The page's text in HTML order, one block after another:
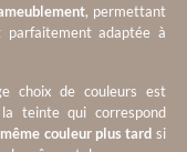
, permettant
parfaitement adaptée à
choix de couleurs est
teinte qui correspond
couleur plus tard si